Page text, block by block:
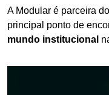
A Modular é parceira do
principal ponto de
mundo institucional